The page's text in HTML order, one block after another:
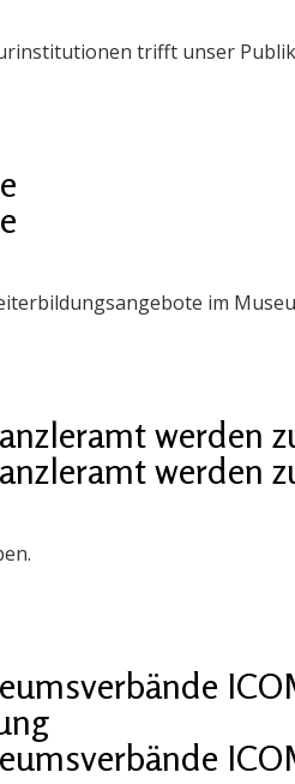
trifft unser
im
werden
werden